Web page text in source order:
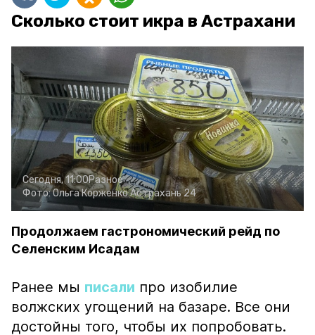
Сколько стоит икра в Астрахани
Сегодня, 11:00Разное
Фото:Ольга КорженкоАстрахань 24
Продолжаем гастрономический рейд по
Селенским Исадам
Ранее мы писали про изобилие
волжских угощений на базаре. Все они
достойны того, чтобы их попробовать.